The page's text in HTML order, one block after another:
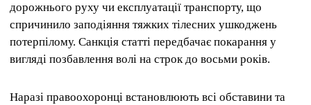
дорожнього руху чи експлуатації транспорту, що
спричинило заподіяння тяжких тілесних ушкоджень
потерпілому. Санкція статті передбачає покарання у
вигляді позбавлення волі на строк до восьми років.
Наразі правоохоронці встановлюють всі обставини та